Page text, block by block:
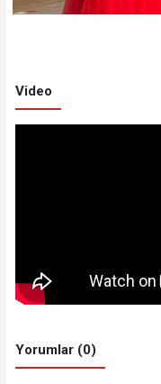
Video
Yorumlar (0)